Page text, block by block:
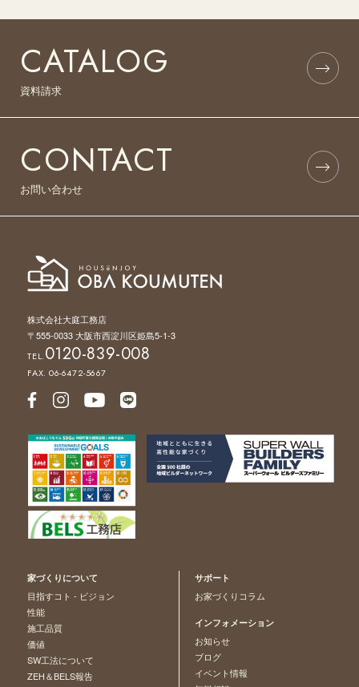
CATALOG
資料請求
CONTACT
お問い合わせ
株式会社大庭工務店
〒555-0033 大阪市西淀川区姫島5-1-3
TEL.0120-839-008
FAX. 06-6472-5667
家づくりについて
目指すコト - ビジョン
性能
施工品質
価値
SW工法について
ZEH＆BELS報告
サポート
お家づくりコラム
インフォメーション
お知らせ
ブログ
イベント情報